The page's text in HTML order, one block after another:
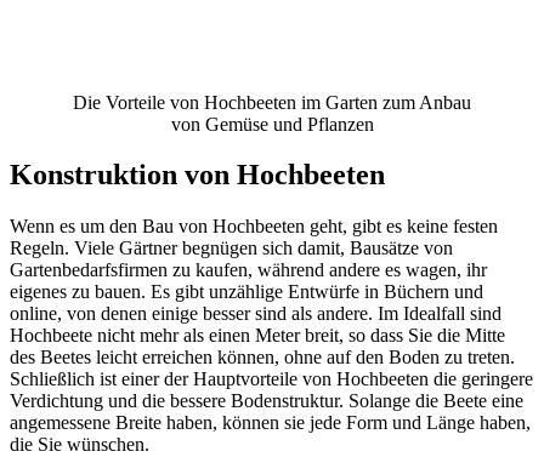
Die Vorteile von Hochbeeten im Garten zum Anbau
von Gemüse und Pflanzen
Konstruktion von Hochbeeten
Wenn es um den Bau von Hochbeeten geht, gibt es keine festen
Regeln. Viele Gärtner begnügen sich damit, Bausätze von
Gartenbedarfsfirmen zu kaufen, während andere es wagen, ihr
eigenes zu bauen. Es gibt unzählige Entwürfe in Büchern und
online, von denen einige besser sind als andere. Im Idealfall sind
Hochbeete nicht mehr als einen Meter breit, so dass Sie die Mitte
des Beetes leicht erreichen können, ohne auf den Boden zu treten.
Schließlich ist einer der Hauptvorteile von Hochbeeten die geringere
Verdichtung und die bessere Bodenstruktur. Solange die Beete eine
angemessene Breite haben, können sie jede Form und Länge haben,
die Sie wünschen.